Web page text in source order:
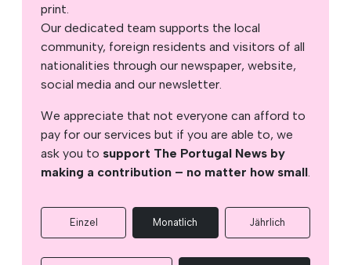
print.
Our dedicated team supports the local
community, foreign residents and visitors of all
nationalities through our newspaper, website,
social media and our newsletter.
We appreciate that not everyone can afford to
pay for our services but if you are able to, we
ask you to support The Portugal News by
making a contribution – no matter how small.
Einzel Monatlich Jährlich